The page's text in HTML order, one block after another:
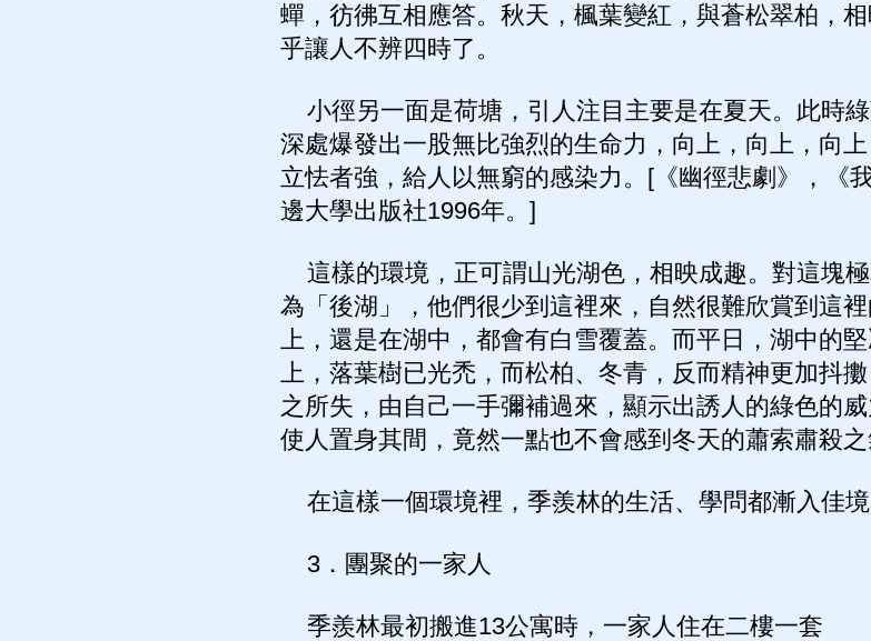
蟬，彷彿互相應答。秋天，楓葉變紅，與蒼松翠柏，
乎讓人不辨四時了。
小徑另一面是荷塘，引人注目主要是在夏天。此時
深處爆發出一股無比強烈的生命力，向上，向上，向
立怯者強，給人以無窮的感染力。[《幽徑悲劇》，《
邊大學出版社1996年。]
這樣的環境，正可謂山光湖色，相映成趣。對這塊
為「後湖」，他們很少到這裡來，自然很難欣賞到這
上，還是在湖中，都會有白雪覆蓋。而平日，湖中的
上，落葉樹已光禿，而松柏、冬青，反而精神更加抖
之所失，由自己一手彌補過來，顯示出誘人的綠色的
使人置身其間，竟然一點也不會感到冬天的蕭索肅殺之
在這樣一個環境裡，季羨林的生活、學問都漸入佳境
3．團聚的一家人
季羨林最初搬進13公寓時，一家人住在二樓一套